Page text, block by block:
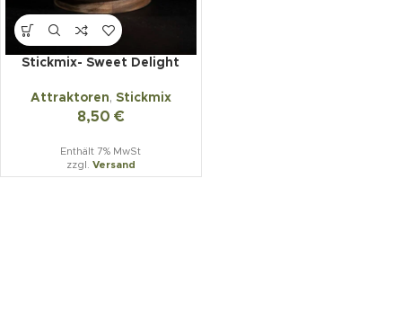
Stickmix- Sweet Delight
Attraktoren, Stickmix
8,50 €
Enthält 7% MwSt
zzgl. Versand